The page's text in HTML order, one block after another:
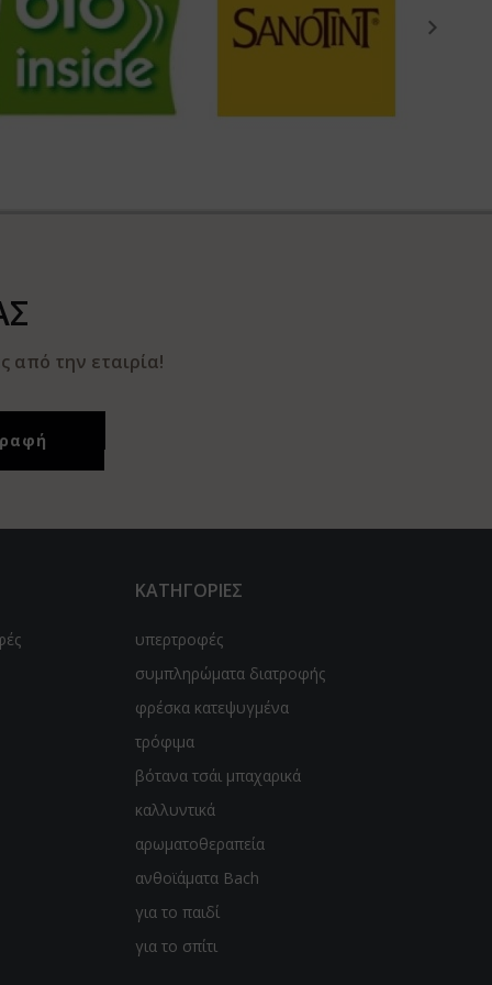
από την εταιρία!
ΚΑΤΗΓΟΡΙΕΣ
υπερτροφές
συμπληρώματα διατροφής
φρέσκα κατεψυγμένα
τρόφιμα
βότανα τσάι μπαχαρικά
καλλυντικά
αρωματοθεραπεία
ανθοϊάματα Bach
για το παιδί
για το σπίτι